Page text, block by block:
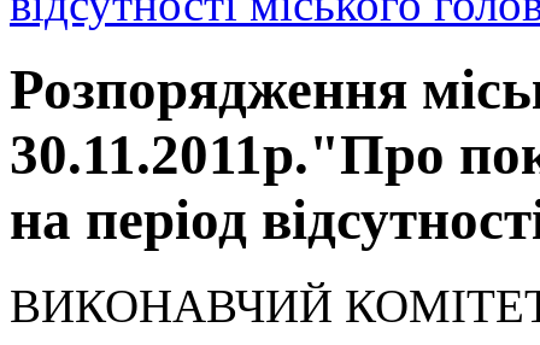
Розпорядження
30.11.2011р."Про
на період
ВИКОНАВЧИЙ